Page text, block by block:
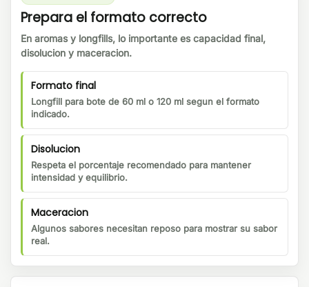
Prepara el formato correcto
En aromas y longfills, lo importante es capacidad final,
disolucion y maceracion.
Formato final
Longfill para bote de 60 ml o 120 ml segun el formato
indicado.
Disolucion
Respeta el porcentaje recomendado para mantener
intensidad y equilibrio.
Maceracion
Algunos sabores necesitan reposo para mostrar su sabor
real.